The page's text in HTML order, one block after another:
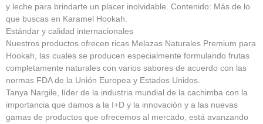
y leche para brindarte un placer inolvidable. Contenido: Más de lo
que buscas en Karamel Hookah.
Estándar y calidad internacionales
Nuestros productos ofrecen ricas Melazas Naturales Premium para
Hookah, las cuales se producen especialmente formulando frutas
completamente naturales con varios sabores de acuerdo con las
normas FDA de la Unión Europea y Estados Unidos.
Tanya Nargile, líder de la industria mundial de la cachimba con la
importancia que damos a la I+D y la innovación y a las nuevas
gamas de productos que ofrecemos al mercado, está avanzando